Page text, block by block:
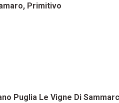
Primitivo
Puglia Le Vigne Di